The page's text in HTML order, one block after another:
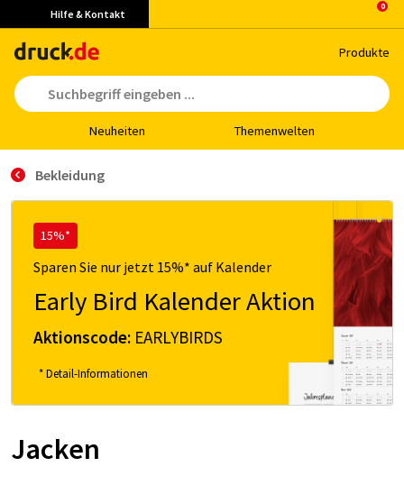
Hilfe & Kontakt
Pro­duk­te
Neu­hei­ten The­men­wel­ten
Bekleidung
15%*
Sparen Sie nur jetzt 15%* auf Kalender
Early Bird Kalender Aktion
Aktionscode: EARLYBIRDS
* Detail-Informationen
Jacken